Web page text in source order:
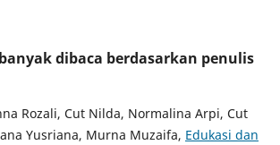
dibaca berdasarkan penulis
Rozali, Cut Nilda, Normalina Arpi, Cut
Yusriana, Murna Muzaifa, Edukasi dan